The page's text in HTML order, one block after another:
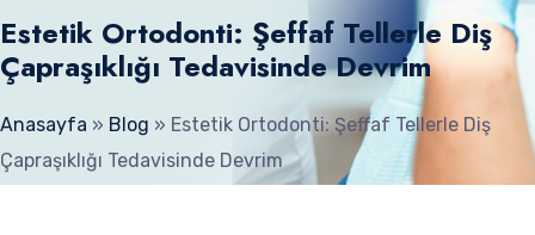
Estetik Ortodonti: Şeffaf Tellerle Diş
Çapraşıklığı Tedavisinde Devrim
Anasayfa » Blog » Estetik Ortodonti: Şeffaf Tellerle Diş
Çapraşıklığı Tedavisinde Devrim